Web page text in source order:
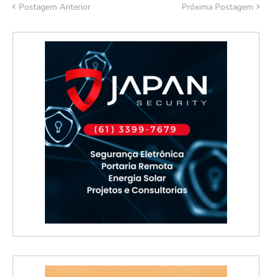
Postagem Anterior Próxima Postagem